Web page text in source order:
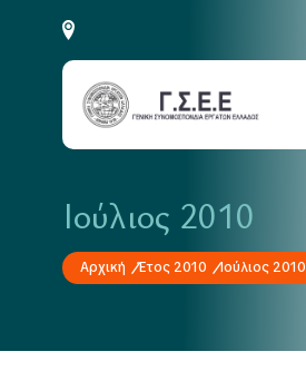
Ιούλιος 2010
Αρχική Έτος 2010 Ιούλιος 2010